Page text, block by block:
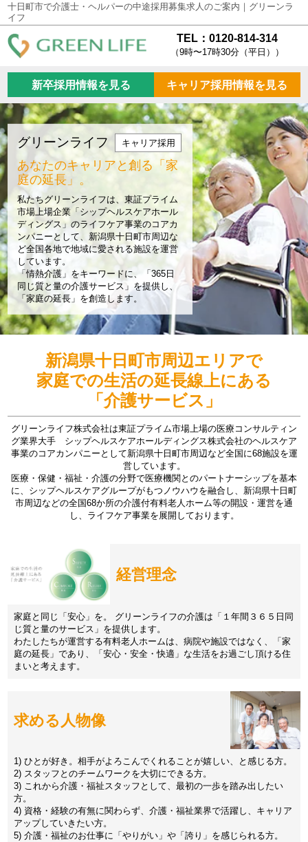
十日町市で介護士・ヘルパーの中途採用募集求人のご案内｜グリーンラ
イフ
TEL：0120-814-314
（9時〜17時30分（平日））
新卒採用情報を見る キャリア採用情報を見る
グリーンライフ キャリア採用
あなたのキャリアと創る「家
庭の延長」。
私たちグリーンライフは、東証プライム
市場上場企業「シップヘルスケアホール
ディングス」のライフケア事業のコアカ
ンパニーとして、新潟県十日町市周辺な
ど全国各地で地域に愛される施設を運営
しています。
「情熱介護」をキーワードに、「365日
同じ質と量の介護サービス」を提供し、
「家庭の延長」を創造します。
新潟県十日町市周辺エリアで
家庭での生活の延長線上にある
「介護サービス」
グリーンライフ株式会社は東証プライム市場上場の医療コンサルティン
グ業界大手 シップヘルスケアホールディングス株式会社のヘルスケア
事業のコアカンパニーとして新潟県十日町市周辺など全国に68施設を運
営しています。
医療・保健・福祉・介護の分野で医療機関とのパートナーシップを基本
に、シップヘルスケアグループがもつノウハウを融合し、新潟県十日町
市周辺などの全国68か所の介護付有料老人ホーム等の開設・運営を通
し、ライフケア事業を展開しております。
経営理念
家庭と同じ「安心」を。 グリーンライフの介護は「１年間３６５日同
じ質と量のサービス」を提供します。
わたしたちが運営する有料老人ホームは、病院や施設ではなく、「家
庭の延長」であり、「安心・安全・快適」な生活をお過ごし頂ける住
まいと考えます。
求める人物像
1) ひとが好き。相手がよろこんでくれることが嬉しい、と感じる方。
2) スタッフとのチームワークを大切にできる方。
3) これから介護・福祉スタッフとして、最初の一歩を踏み出したい
方。
4) 資格・経験の有無に関わらず、介護・福祉業界で活躍し、キャリア
アップしていきたい方。
5) 介護・福祉のお仕事に「やりがい」や「誇り」を感じられる方。